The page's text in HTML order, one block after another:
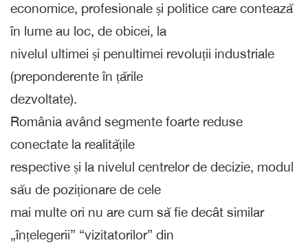
economice, profesionale și politice care contează
în lume au loc, de obicei, la
nivelul ultimei și penultimei revoluții industriale
(preponderente în țările
dezvoltate).
România având segmente foarte reduse
conectate la realitățile
respective și la nivelul centrelor de decizie, modul
său de poziționare de cele
mai multe ori nu are cum să fie decât similar
„înțelegerii” “vizitatorilor” din